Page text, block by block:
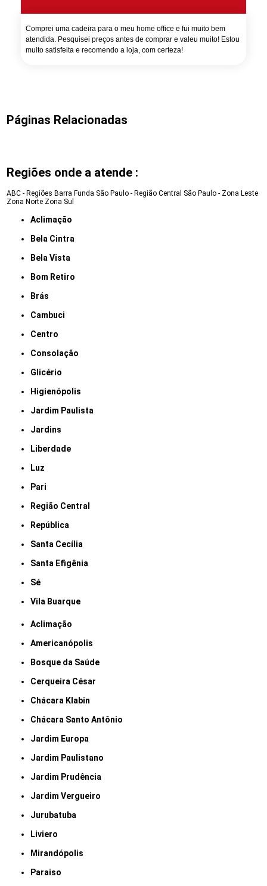
Comprei uma cadeira para o meu home office e fui muito bem
atendida. Pesquisei preços antes de comprar e valeu muito! Estou
muito satisfeita e recomendo a loja, com certeza!
Páginas Relacionadas
Regiões onde a atende :
ABC - Regiões Barra Funda São Paulo - Região Central São Paulo - Zona Leste
Zona Norte Zona Sul
Aclimação
Bela Cintra
Bela Vista
Bom Retiro
Brás
Cambuci
Centro
Consolação
Glicério
Higienópolis
Jardim Paulista
Jardins
Liberdade
Luz
Pari
Região Central
República
Santa Cecília
Santa Efigênia
Sé
Vila Buarque
Aclimação
Americanópolis
Bosque da Saúde
Cerqueira César
Chácara Klabin
Chácara Santo Antônio
Jardim Europa
Jardim Paulistano
Jardim Prudência
Jardim Vergueiro
Jurubatuba
Liviero
Mirandópolis
Paraiso